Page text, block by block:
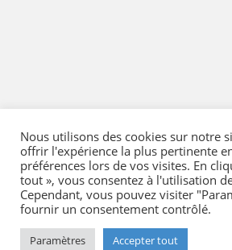
Mentions Légales-Conditions générales de vente
-Politique qualité- Moyens de paiement-
Nous utilisons des cookies sur notre
offrir l'expérience la plus pertinente
préférences lors de vos visites. En
tout », vous consentez à l'utilisation
Cependant, vous pouvez visiter
fournir un consentement contrôlé.
Paramètres Accepter tout